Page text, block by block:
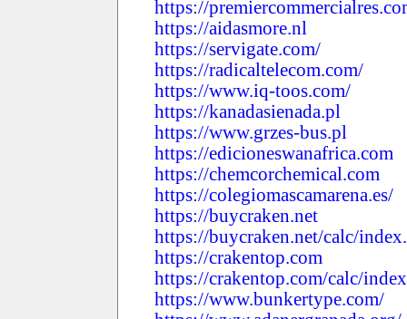
https://
https://aidasmore.nl
https://servigate.com/
https://radicaltelecom.com/
https://www.iq-toos.com/
https://kanadasienada.pl
https://www.grzes-bus.pl
https://edicioneswanafrica.com
https://chemcorchemical.com
https://colegiomascamarena.es/
https://buycraken.net
https://buycraken.net/calc/
https://crakentop.com
https://crakentop.com/calc/
https://www.bunkertype.com/